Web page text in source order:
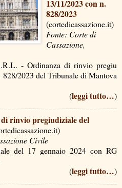
13/11/2023 con n.
828/2023
(cortedicassazione.it)
Fonte: Corte di
Cassazione,
- Ordinanza di rinvio pregiu
2023 del Tribunale di Mantova
(leggi tutto…)
rinvio pregiudiziale del
Civile
del 17 gennaio 2024 con RG
(leggi tutto…)